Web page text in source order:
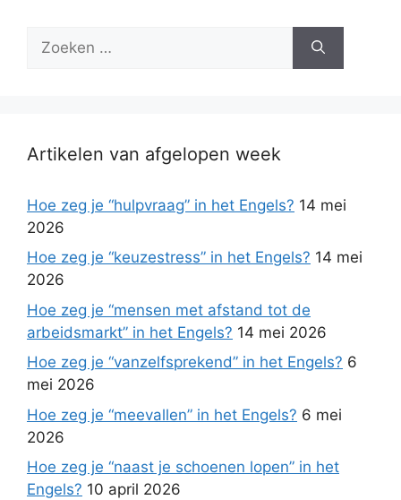
naar:
Artikelen van afgelopen week
Hoe zeg je “hulpvraag” in het Engels? 14 mei
2026
Hoe zeg je “keuzestress” in het Engels? 14 mei
2026
Hoe zeg je “mensen met afstand tot de
arbeidsmarkt” in het Engels? 14 mei 2026
Hoe zeg je “vanzelfsprekend” in het Engels? 6
mei 2026
Hoe zeg je “meevallen” in het Engels? 6 mei
2026
Hoe zeg je “naast je schoenen lopen” in het
Engels? 10 april 2026